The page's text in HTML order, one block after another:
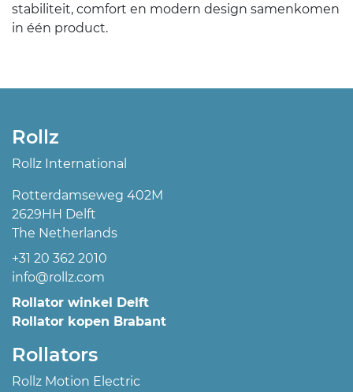
stabiliteit, comfort en modern design samenkomen
in één product.
Rollz
Rollz International
Rotterdamseweg 402M
2629HH Delft
The Netherlands
+31 20 362 2010
info@rollz.com
Rollator winkel Delft
Rollator kopen Brabant
Rollators
Rollz Motion Electric